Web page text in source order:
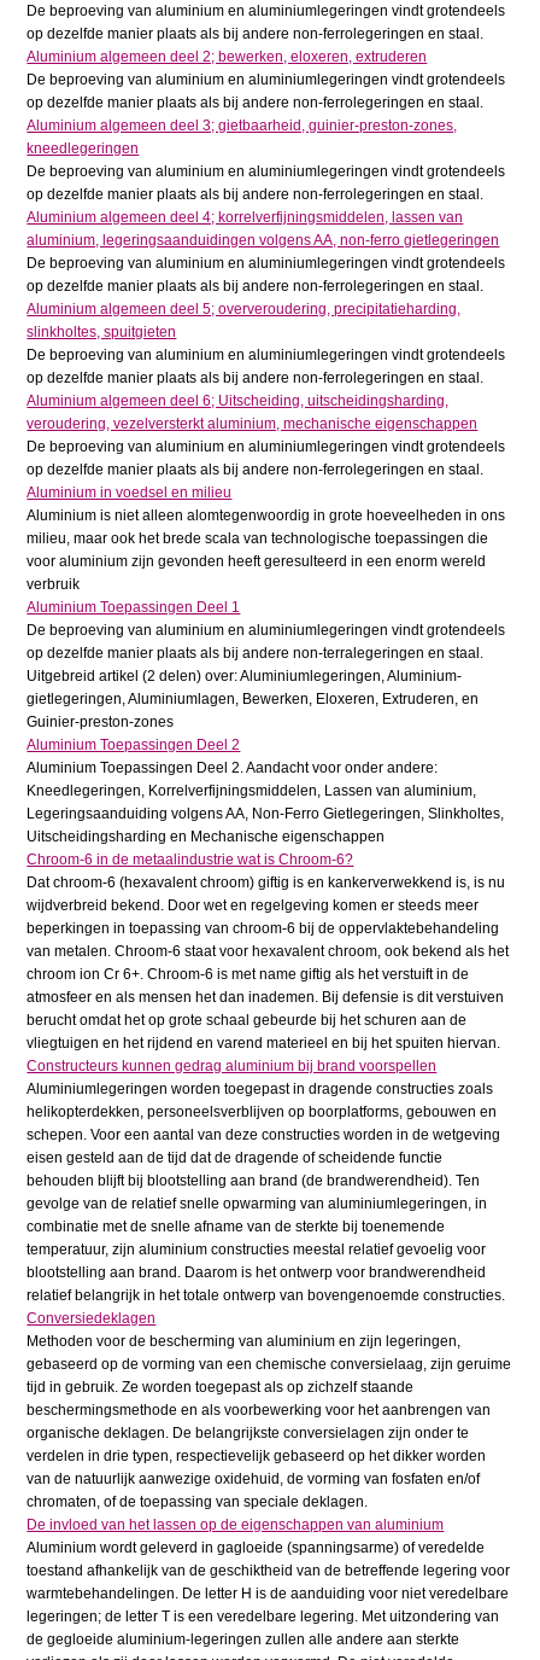
De beproeving van aluminium en aluminiumlegeringen vindt grotendeels
op dezelfde manier plaats als bij andere non-ferrolegeringen en staal.
Aluminium algemeen deel 2; bewerken, eloxeren, extruderen
De beproeving van aluminium en aluminiumlegeringen vindt grotendeels
op dezelfde manier plaats als bij andere non-ferrolegeringen en staal.
Aluminium algemeen deel 3; gietbaarheid, guinier-preston-zones,
kneedlegeringen
De beproeving van aluminium en aluminiumlegeringen vindt grotendeels
op dezelfde manier plaats als bij andere non-ferrolegeringen en staal.
Aluminium algemeen deel 4; korrelverfijningsmiddelen, lassen van
aluminium, legeringsaanduidingen volgens AA, non-ferro gietlegeringen
De beproeving van aluminium en aluminiumlegeringen vindt grotendeels
op dezelfde manier plaats als bij andere non-ferrolegeringen en staal.
Aluminium algemeen deel 5; oververoudering, precipitatieharding,
slinkholtes, spuitgieten
De beproeving van aluminium en aluminiumlegeringen vindt grotendeels
op dezelfde manier plaats als bij andere non-ferrolegeringen en staal.
Aluminium algemeen deel 6; Uitscheiding, uitscheidingsharding,
veroudering, vezelversterkt aluminium, mechanische eigenschappen
De beproeving van aluminium en aluminiumlegeringen vindt grotendeels
op dezelfde manier plaats als bij andere non-ferrolegeringen en staal.
Aluminium in voedsel en milieu
Aluminium is niet alleen alomtegenwoordig in grote hoeveelheden in ons
milieu, maar ook het brede scala van technologische toepassingen die
voor aluminium zijn gevonden heeft geresulteerd in een enorm wereld
verbruik
Aluminium Toepassingen Deel 1
De beproeving van aluminium en aluminiumlegeringen vindt grotendeels
op dezelfde manier plaats als bij andere non-terralegeringen en staal.
Uitgebreid artikel (2 delen) over: Aluminiumlegeringen, Aluminium-
gietlegeringen, Aluminiumlagen, Bewerken, Eloxeren, Extruderen, en
Guinier-preston-zones
Aluminium Toepassingen Deel 2
Aluminium Toepassingen Deel 2. Aandacht voor onder andere:
Kneedlegeringen, Korrelverfijningsmiddelen, Lassen van aluminium,
Legeringsaanduiding volgens AA, Non-Ferro Gietlegeringen, Slinkholtes,
Uitscheidingsharding en Mechanische eigenschappen
Chroom-6 in de metaalindustrie wat is Chroom-6?
Dat chroom-6 (hexavalent chroom) giftig is en kankerverwekkend is, is nu
wijdverbreid bekend. Door wet en regelgeving komen er steeds meer
beperkingen in toepassing van chroom-6 bij de oppervlaktebehandeling
van metalen. Chroom-6 staat voor hexavalent chroom, ook bekend als het
chroom ion Cr 6+. Chroom-6 is met name giftig als het verstuift in de
atmosfeer en als mensen het dan inademen. Bij defensie is dit verstuiven
berucht omdat het op grote schaal gebeurde bij het schuren aan de
vliegtuigen en het rijdend en varend materieel en bij het spuiten hiervan.
Constructeurs kunnen gedrag aluminium bij brand voorspellen
Aluminiumlegeringen worden toegepast in dragende constructies zoals
helikopterdekken, personeelsverblijven op boorplatforms, gebouwen en
schepen. Voor een aantal van deze constructies worden in de wetgeving
eisen gesteld aan de tijd dat de dragende of scheidende functie
behouden blijft bij blootstelling aan brand (de brandwerendheid). Ten
gevolge van de relatief snelle opwarming van aluminiumlegeringen, in
combinatie met de snelle afname van de sterkte bij toenemende
temperatuur, zijn aluminium constructies meestal relatief gevoelig voor
blootstelling aan brand. Daarom is het ontwerp voor brandwerendheid
relatief belangrijk in het totale ontwerp van bovengenoemde constructies.
Conversiedeklagen
Methoden voor de bescherming van aluminium en zijn legeringen,
gebaseerd op de vorming van een chemische conversielaag, zijn geruime
tijd in gebruik. Ze worden toegepast als op zichzelf staande
beschermingsmethode en als voorbewerking voor het aanbrengen van
organische deklagen. De belangrijkste conversielagen zijn onder te
verdelen in drie typen, respectievelijk gebaseerd op het dikker worden
van de natuurlijk aanwezige oxidehuid, de vorming van fosfaten en/of
chromaten, of de toepassing van speciale deklagen.
De invloed van het lassen op de eigenschappen van aluminium
Aluminium wordt geleverd in gagloeide (spanningsarme) of veredelde
toestand afhankelijk van de geschiktheid van de betreffende legering voor
warmtebehandelingen. De letter H is de aanduiding voor niet veredelbare
legeringen; de letter T is een veredelbare legering. Met uitzondering van
de gegloeide aluminium-legeringen zullen alle andere aan sterkte